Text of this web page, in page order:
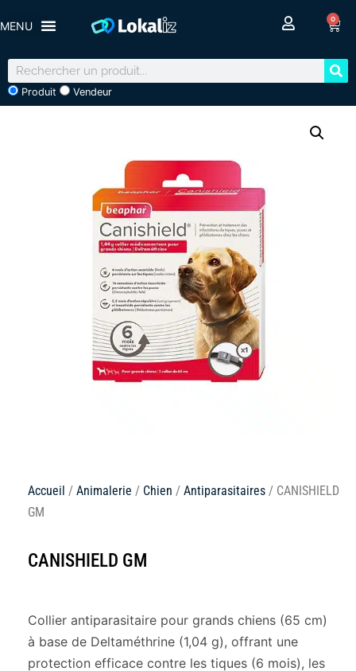
0
Produit Vendeur
Accueil / Animalerie / Chien / Antiparasitaires / CANISHIELD
GM
CANISHIELD GM
Collier antiparasitaire pour grands chiens (65 cm)
à base de Deltaméthrine (1,04 g), offrant une
protection efficace contre les tiques (6 mois), les